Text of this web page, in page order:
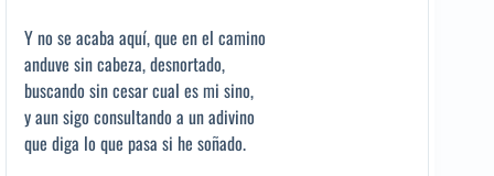
Y no se acaba aquí, que en el camino
anduve sin cabeza, desnortado,
buscando sin cesar cual es mi sino,
y aun sigo consultando a un adivino
que diga lo que pasa si he soñado.